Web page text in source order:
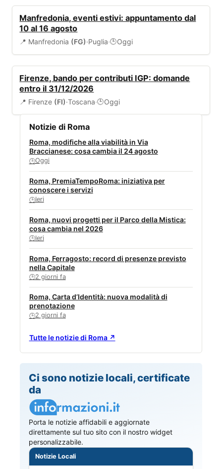
Manfredonia, eventi estivi: appuntamento dal
10 al 16 agosto
📍 Manfredonia (FG)·Puglia·🕒Oggi
Firenze, bando per contributi IGP: domande
entro il 31/12/2026
📍 Firenze (FI)·Toscana·🕒Oggi
Notizie di Roma
Roma, modifiche alla viabilità in Via
Braccianese: cosa cambia il 24 agosto
🕒Oggi
Roma, PremiaTempoRoma: iniziativa per
conoscere i servizi
🕒Ieri
Roma, nuovi progetti per il Parco della Mistica:
cosa cambia nel 2026
🕒Ieri
Roma, Ferragosto: record di presenze previsto
nella Capitale
🕒2 giorni fa
Roma, Carta d’Identità: nuova modalità di
prenotazione
🕒2 giorni fa
Tutte le notizie di Roma ↗
Ci sono notizie locali, certificate
da
Porta le notizie affidabili e aggiornate
direttamente sul tuo sito con il nostro widget
personalizzabile.
Notizie Locali